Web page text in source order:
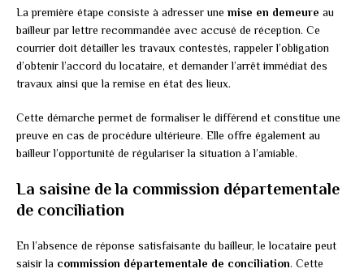
La première étape consiste à adresser une mise en demeure au
bailleur par lettre recommandée avec accusé de réception. Ce
courrier doit détailler les travaux contestés, rappeler l’obligation
d’obtenir l’accord du locataire, et demander l’arrêt immédiat des
travaux ainsi que la remise en état des lieux.
Cette démarche permet de formaliser le différend et constitue une
preuve en cas de procédure ultérieure. Elle offre également au
bailleur l’opportunité de régulariser la situation à l’amiable.
La saisine de la commission départementale
de conciliation
En l’absence de réponse satisfaisante du bailleur, le locataire peut
saisir la commission départementale de conciliation. Cette